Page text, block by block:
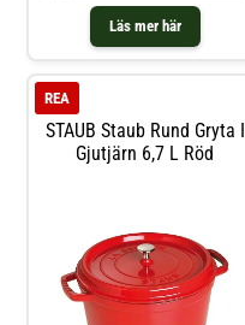
Läs mer här
STAUB Staub Rund Gryta I
Gjutjärn 6,7 L Röd
REA